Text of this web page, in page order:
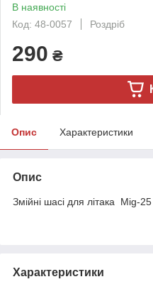
В наявності
Код: 48-0057
Роздріб
290 ₴
Опис Характеристики
Опис
Змійні шасі для літака Mig-
Характеристики